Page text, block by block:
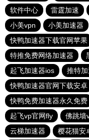
软件中心
雷霆加速
小美vpn
小美加速器
快鸭加速器下载官网苹果
特推免费网络加速器
起飞加速器ios
推特
快鸭加速器官网下载安卓
快鸭免费加速器永久免费
起飞vp官网fly
佛跳墙
云梯加速器
樱花猫安